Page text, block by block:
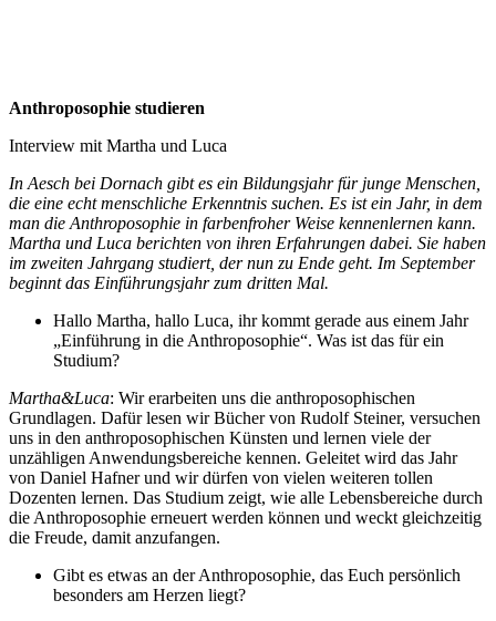
Anthroposophie studieren
Interview mit Martha und Luca
In Aesch bei Dornach gibt es ein Bildungsjahr für junge Menschen,
die eine echt menschliche Erkenntnis suchen. Es ist ein Jahr, in dem
man die Anthroposophie in farbenfroher Weise kennenlernen kann.
Martha und Luca berichten von ihren Erfahrungen dabei. Sie haben
im zweiten Jahrgang studiert, der nun zu Ende geht. Im September
beginnt das Einführungsjahr zum dritten Mal.
Hallo Martha, hallo Luca, ihr kommt gerade aus einem Jahr
„Einführung in die Anthroposophie“. Was ist das für ein
Studium?
Martha&Luca: Wir erarbeiten uns die anthroposophischen
Grundlagen. Dafür lesen wir Bücher von Rudolf Steiner, versuchen
uns in den anthroposophischen Künsten und lernen viele der
unzähligen Anwendungsbereiche kennen. Geleitet wird das Jahr
von Daniel Hafner und wir dürfen von vielen weiteren tollen
Dozenten lernen. Das Studium zeigt, wie alle Lebensbereiche durch
die Anthroposophie erneuert werden können und weckt gleichzeitig
die Freude, damit anzufangen.
Gibt es etwas an der Anthroposophie, das Euch persönlich
besonders am Herzen liegt?